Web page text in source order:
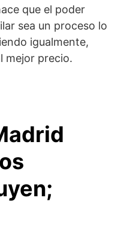
que el poder
sea un proceso lo
igualmente,
mejor precio.